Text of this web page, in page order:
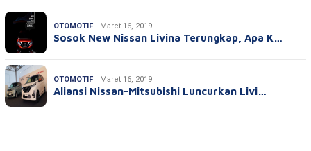
OTOMOTIF Maret 16, 2019
Sosok New Nissan Livina Terungkap, Apa K…
OTOMOTIF Maret 16, 2019
Aliansi Nissan-Mitsubishi Luncurkan Livi…